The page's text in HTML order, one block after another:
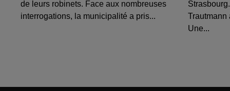
de leurs robinets. Face aux nombreuses
interrogations, la municipalité a pris...
Trautmann
Une...